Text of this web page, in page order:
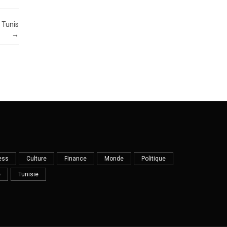
→
Culture Finance Monde Politique
Tunisie